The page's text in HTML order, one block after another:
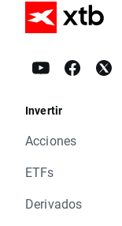
Invertir
Acciones
ETFs
Derivados